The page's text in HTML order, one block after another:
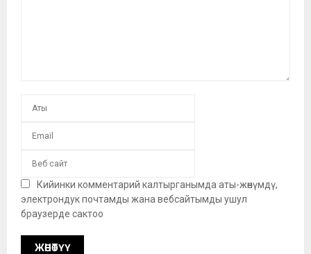
Кийинки комментарий калтырганымда аты-жөнүмдү,
электрондук почтамды жана вебсайтымды ушул
браузерде сактоо